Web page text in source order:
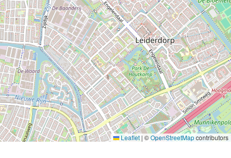
Leaflet | ©OpenStreetMapcontributors